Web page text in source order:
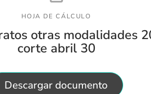
HOJA DE CÁLCULO
otras modalidades
corte abril 30
Descargar documento